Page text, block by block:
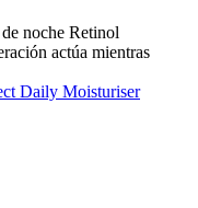
noche Retinol
actúa mientras